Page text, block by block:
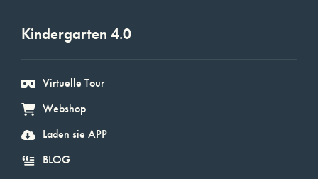
Kindergarten 4.0
Virtuelle Tour
Webshop
Laden sie APP
BLOG